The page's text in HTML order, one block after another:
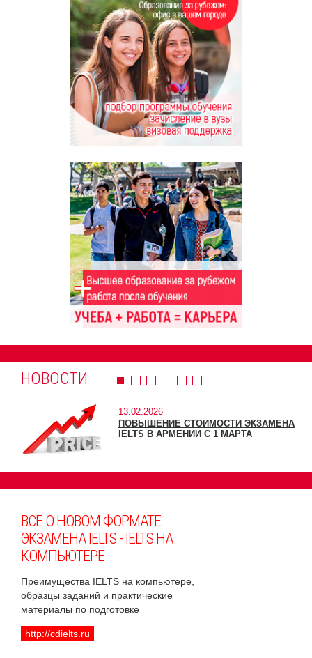
НОВОСТИ
13.02.2026
ПОВЫШЕНИЕ СТОИМОСТИ ЭКЗАМЕНА
IELTS В АРМЕНИИ С 1 МАРТА
ВСЕ О НОВОМ ФОРМАТЕ
ЭКЗАМЕНА IELTS - IELTS НА
КОМПЬЮТЕРЕ
Преимущества IELTS на компьютере,
образцы заданий и практические
материалы по подготовке
http://cdielts.ru